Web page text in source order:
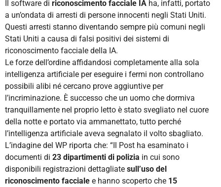
Il software di riconoscimento facciale IA ha, infatti, portato
a un’ondata di arresti di persone innocenti negli Stati Uniti.
Questi arresti stanno diventando sempre più comuni negli
Stati Uniti a causa di falsi positivi dei sistemi di
riconoscimento facciale della IA.
Le forze dell’ordine affidandosi completamente alla sola
intelligenza artificiale per eseguire i fermi non controllano
possibili alibi né cercano prove aggiuntive per
l’incriminazione. È successo che un uomo che dormiva
tranquillamente nel proprio letto è stato svegliato nel cuore
della notte e portato via ammanettato, tutto perché
l’intelligenza artificiale aveva segnalato il volto sbagliato.
L’indagine del WP riporta che: “Il Post ha esaminato i
documenti di 23 dipartimenti di polizia in cui sono
disponibili registrazioni dettagliate sull’uso del
riconoscimento facciale e hanno scoperto che 15